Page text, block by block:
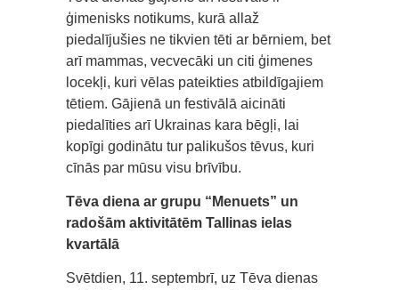
ģimenisks notikums, kurā allaž
piedalījušies ne tikvien tēti ar bērniem, bet
arī mammas, vecvecāki un citi ģimenes
locekļi, kuri vēlas pateikties atbildīgajiem
tētiem. Gājienā un festivālā aicināti
piedalīties arī Ukrainas kara bēgļi, lai
kopīgi godinātu tur palikušos tēvus, kuri
cīnās par mūsu visu brīvību.
Tēva diena ar grupu “Menuets” un
radošām aktivitātēm Tallinas ielas
kvartālā
Svētdien, 11. septembrī, uz Tēva dienas